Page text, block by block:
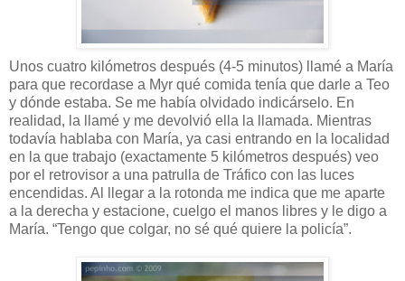
Unos cuatro kilómetros después (4-5 minutos) llamé a María
para que recordase a Myr qué comida tenía que darle a Teo
y dónde estaba. Se me había olvidado indicárselo. En
realidad, la llamé y me devolvió ella la llamada. Mientras
todavía hablaba con María, ya casi entrando en la localidad
en la que trabajo (exactamente 5 kilómetros después) veo
por el retrovisor a una patrulla de Tráfico con las luces
encendidas. Al llegar a la rotonda me indica que me aparte
a la derecha y estacione, cuelgo el manos libres y le digo a
María. “Tengo que colgar, no sé qué quiere la policía”.